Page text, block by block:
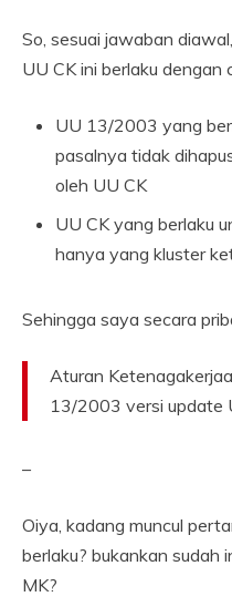
So, sesuai jawaban
UU CK ini berlaku dengan
UU 13/2003 yang
pasalnya tidak
oleh UU CK
UU CK yang berlaku
hanya yang kluster
Sehingga saya secara
Aturan
13/2003 versi update
–
Oiya, kadang muncul
berlaku? bukankan sudah
MK?